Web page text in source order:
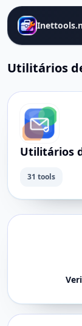
Utilitários
Utilitários
31 tools